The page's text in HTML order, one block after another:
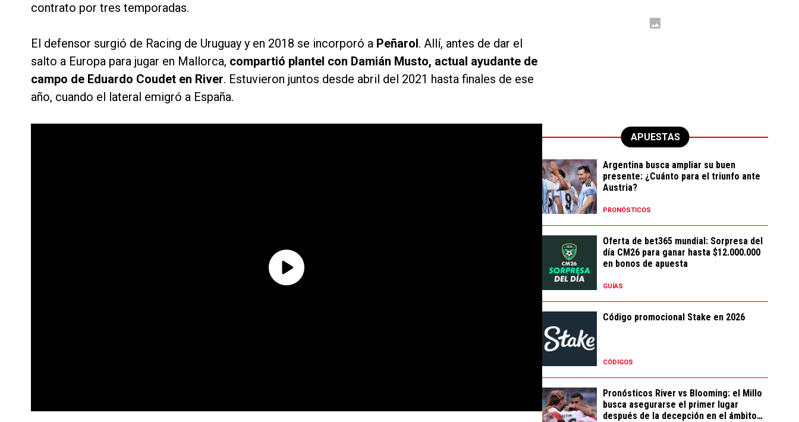
contrato por tres temporadas.
El defensor surgió de Racing de Uruguay y en 2018 se incorporó a Peñarol. Allí, antes de dar el
salto a Europa para jugar en Mallorca, compartió plantel con Damián Musto, actual ayudante de
campo de Eduardo Coudet en River. Estuvieron juntos desde abril del 2021 hasta finales de ese
año, cuando el lateral emigró a España.
APUESTAS
Argentina busca ampliar su buen
presente: ¿Cuánto para el triunfo ante
Austria?
PRONÓSTICOS
Oferta de bet365 mundial: Sorpresa del
día CM26 para ganar hasta $12.000.000
en bonos de apuesta
GUÍAS
Código promocional Stake en 2026
CÓDIGOS
Pronósticos River vs Blooming: el Millo
busca asegurarse el primer lugar
después de la decepción en el ámbito